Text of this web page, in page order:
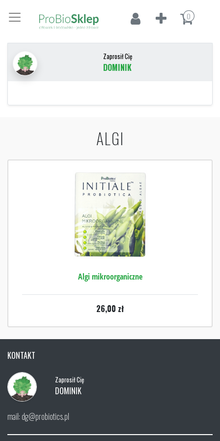
0
Zaprosił Cię
DOMINIK
ALGI
Algi mikroorganiczne
26,00 zł
KONTAKT
Zaprosił Cię
DOMINIK
mail: dg@probiotics.pl